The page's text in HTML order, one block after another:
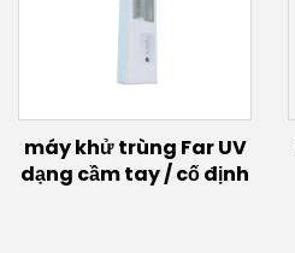
máy khử trùng Far UV
dạng cầm tay / cố định